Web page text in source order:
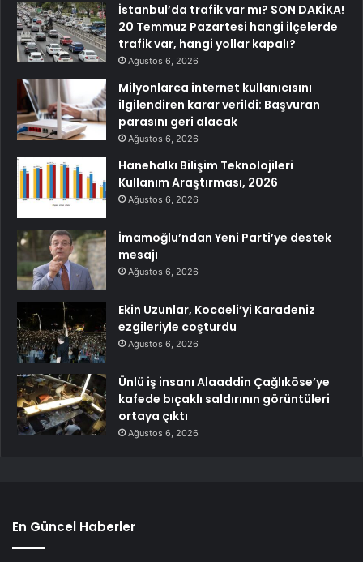
İstanbul’da trafik var mı? SON DAKİKA!
20 Temmuz Pazartesi hangi ilçelerde
trafik var, hangi yollar kapalı?
Ağustos 6, 2026
Milyonlarca internet kullanıcısını
ilgilendiren karar verildi: Başvuran
parasını geri alacak
Ağustos 6, 2026
Hanehalkı Bilişim Teknolojileri
Kullanım Araştırması, 2026
Ağustos 6, 2026
İmamoğlu’ndan Yeni Parti’ye destek
mesajı
Ağustos 6, 2026
Ekin Uzunlar, Kocaeli’yi Karadeniz
ezgileriyle coşturdu
Ağustos 6, 2026
Ünlü iş insanı Alaaddin Çağlıköse’ye
kafede bıçaklı saldırının görüntüleri
ortaya çıktı
Ağustos 6, 2026
En Güncel Haberler